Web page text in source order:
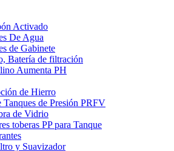
Activado
De Agua
de Gabinete
Batería de filtración
Aumenta PH
de Hierro
Tanques de Presión PRFV
de Vidrio
toberas PP para Tanque
y Suavizador